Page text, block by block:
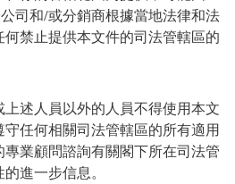
司和/或分銷商根據當地法律和法
禁止提供本文件的司法管轄區的
述人員以外的人員不得使用本文
任何相關司法管轄區的所有適用
業顧問諮詢有關閣下所在司法管
進一步信息。